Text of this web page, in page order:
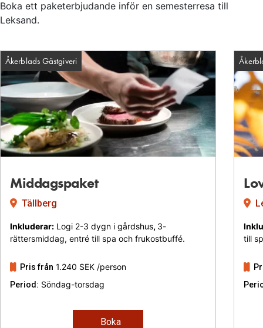
Boka ett paketerbjudande inför en semesterresa till
Leksand.
Åkerblads Gästgiveri
MiddagspaketFacility: Åkerblads
Tällberg
Inkluderar: Logi 2-3 dygn i gårdshus, 3-
rättersmiddag, entré till spa och frukostbuffé.
Pris från 1.240 SEK /person
Period: Söndag-torsdag
Boka
till